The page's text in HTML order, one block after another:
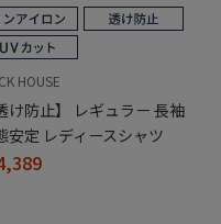
HOUSE
け防止】 レギュラー 長袖
安定 レディースシャツ